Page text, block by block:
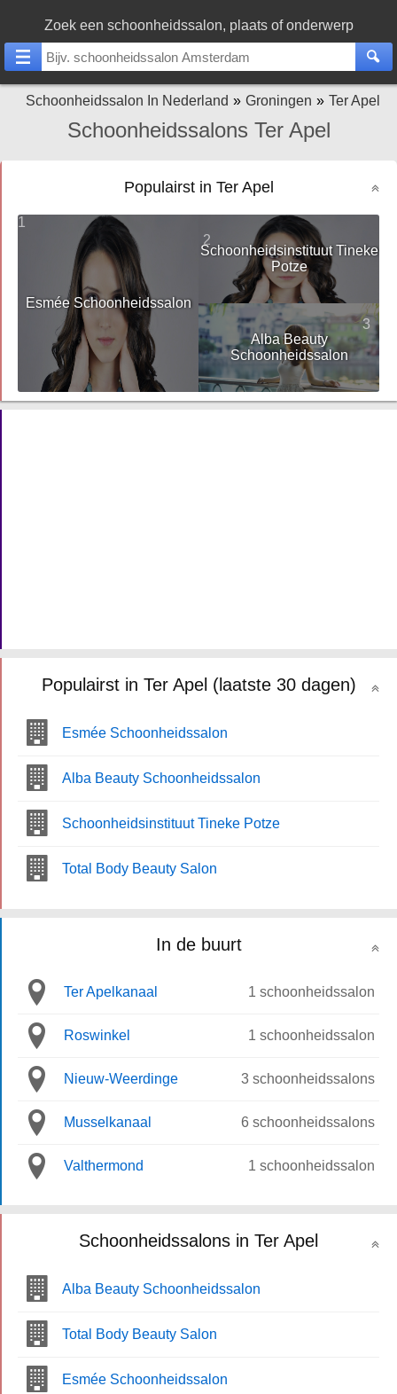
Zoek een schoonheidssalon, plaats of onderwerp
Schoonheidssalon In Nederland Groningen Ter Apel
Schoonheidssalons Ter Apel
Populairst in Ter Apel
1
Esmée Schoonheidssalon
2
Schoonheidsinstituut Tineke
Potze
3
Alba Beauty
Schoonheidssalon
Populairst in Ter Apel (laatste 30 dagen)
Esmée Schoonheidssalon
Alba Beauty Schoonheidssalon
Schoonheidsinstituut Tineke Potze
Total Body Beauty Salon
In de buurt
Ter Apelkanaal 1 schoonheidssalon
Roswinkel 1 schoonheidssalon
Nieuw-Weerdinge 3 schoonheidssalons
Musselkanaal 6 schoonheidssalons
Valthermond 1 schoonheidssalon
Schoonheidssalons in Ter Apel
Alba Beauty Schoonheidssalon
Total Body Beauty Salon
Esmée Schoonheidssalon